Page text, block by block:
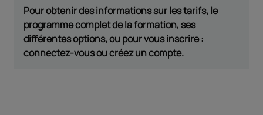
Pour obtenir des informations sur les tarifs, le
programme complet de la formation, ses
différentes options, ou pour vous inscrire :
connectez-vous ou créez un compte.